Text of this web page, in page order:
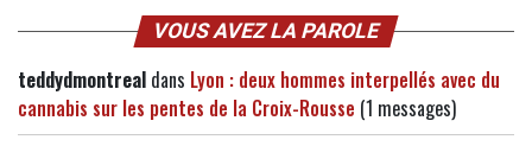
VOUS AVEZ LA PAROLE
teddydmontreal dans Lyon : deux hommes interpellés avec du
cannabis sur les pentes de la Croix-Rousse (1 messages)